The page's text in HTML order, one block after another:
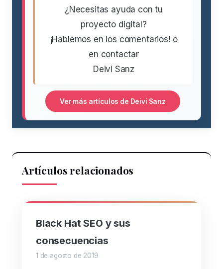
¿Necesitas ayuda con tu
proyecto digital?
¡Hablemos en los comentarios! o
en contactar
Deivi Sanz
Ver más artículos de Deivi Sanz
Artículos relacionados
Black Hat SEO y sus
consecuencias
1 de agosto de 2019